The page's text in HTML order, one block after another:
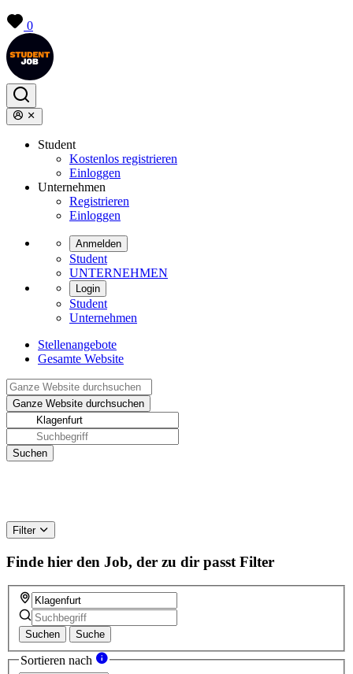
0
Student
Kostenlos registrieren
Einloggen
Unternehmen
Registrieren
Einloggen
Anmelden
Student
UNTERNEHMEN
Login
Student
Unternehmen
Stellenangebote
Gesamte Website
Filter
Finde hier den Job, der zu dir passt Filter
Suchen Suche
Sortieren nach